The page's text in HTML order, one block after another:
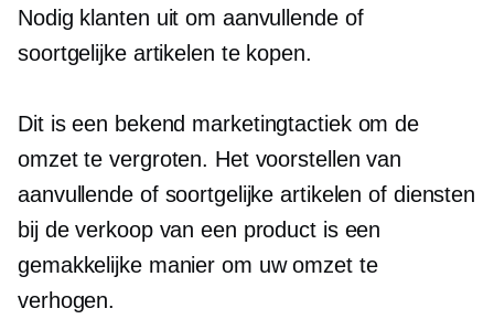
Nodig klanten uit om aanvullende of
soortgelijke artikelen te kopen.
Dit is een bekend marketingtactiek om de
omzet te vergroten. Het voorstellen van
aanvullende of soortgelijke artikelen of diensten
bij de verkoop van een product is een
gemakkelijke manier om uw omzet te
verhogen.